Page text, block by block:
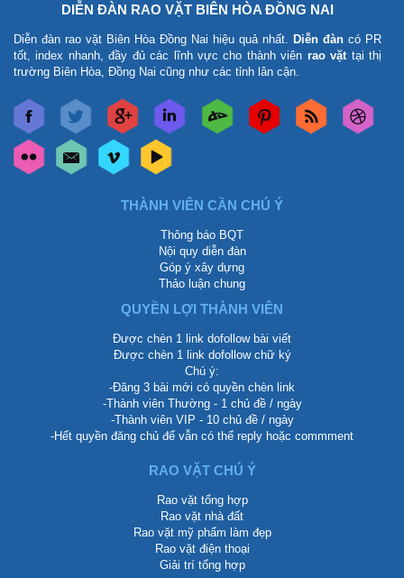
DIỄN ĐÀN RAO VẶT BIÊN HÒA ĐỒNG NAI
Diễn đàn rao vặt Biên Hòa Đồng Nai hiệu quả nhất. Diễn đàn có PR
tốt, index nhanh, đầy đủ các lĩnh vực cho thành viên rao vặt tại thị
trường Biên Hòa, Đồng Nai cũng như các tỉnh lân cận.
THÀNH VIÊN CẦN CHÚ Ý
Thông báo BQT
Nội quy diễn đàn
Góp ý xây dựng
Thảo luận chung
QUYỀN LỢI THÀNH VIÊN
Được chèn 1 link dofollow bài viết
Được chèn 1 link dofollow chữ ký
Chú ý:
-Đăng 3 bài mới có quyền chèn link
-Thành viên Thường - 1 chủ đề / ngày
-Thành viên VIP - 10 chủ đề / ngày
-Hết quyền đăng chủ để vẫn có thể reply hoặc commment
RAO VẶT CHÚ Ý
Rao vặt tổng hợp
Rao vặt nhà đất
Rao vặt mỹ phẩm làm đẹp
Rao vặt điện thoại
Giải trí tổng hợp